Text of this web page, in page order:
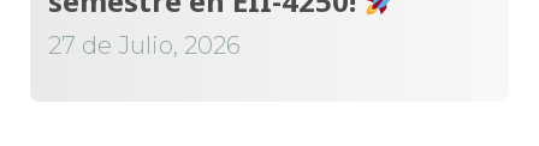
27 de Julio, 2026